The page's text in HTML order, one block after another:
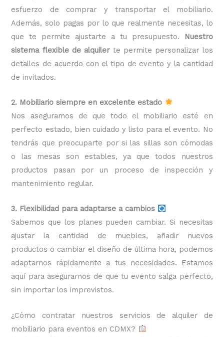
esfuerzo de comprar y transportar el mobiliario.
Además, solo pagas por lo que realmente necesitas, lo
que te permite ajustarte a tu presupuesto.
Nuestro
sistema flexible de alquilerte permite personalizar los
detalles de acuerdo con el tipo de evento y la cantidad
de invitados.
2. Mobiliario siempre en excelente estado
Nos aseguramos de que todo el mobiliario esté en
perfecto estado, bien cuidado y listo para el evento. No
tendrás que preocuparte por si las sillas son cómodas
o las mesas son estables, ya que todos nuestros
productos pasan por un proceso de inspección y
mantenimiento regular.
3. Flexibilidad para adaptarse a cambios
Sabemos que los planes pueden cambiar. Si necesitas
ajustar la cantidad de muebles, añadir nuevos
productos o cambiar el diseño de última hora, podemos
adaptarnos rápidamente a tus necesidades. Estamos
aquí para asegurarnos de que tu evento salga perfecto,
sin importar los imprevistos.
¿Cómo contratar nuestros servicios de alquiler de
mobiliario para eventos en CDMX?